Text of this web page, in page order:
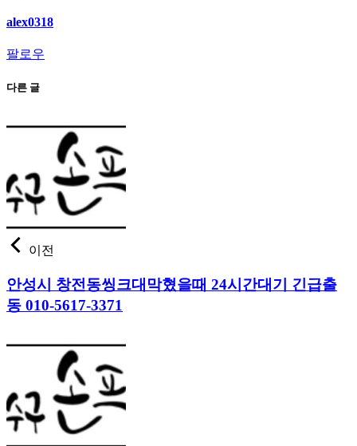
alex0318
팔로우
다른 글
이전
안성시 창전동씽크대막혔을때 24시간대기 긴급출
동 010-5617-3371